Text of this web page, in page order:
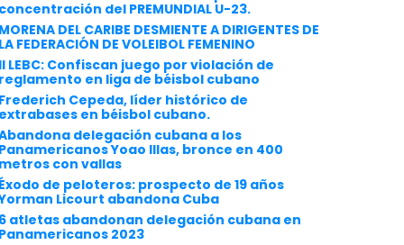
del PREMUNDIAL U-23.
DEL CARIBE DESMIENTE A DIRIGENTES DE
FEDERACIÓN DE VOLEIBOL FEMENINO
LEBC: Confiscan juego por violación de
en liga de béisbol cubano
Cepeda, líder histórico de
en béisbol cubano.
delegación cubana a los
Yoao Illas, bronce en 400
con vallas
de peloteros: prospecto de 19 años
Licourt abandona Cuba
atletas abandonan delegación cubana en
2023